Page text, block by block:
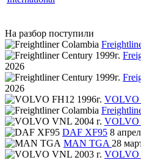
На разбор поступили
2026
2026
VOLVO
VOLVO
DAF XF95 8
MAN TGA 28
VOLVO